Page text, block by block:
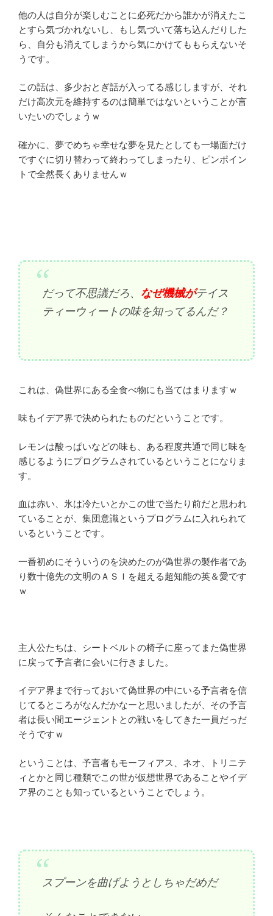
他の人は自分が楽しむことに必死だから誰かが消えたこ
とすら気づかれないし、もし気づいて落ち込んだりした
ら、自分も消えてしまうから気にかけてももらえないそ
うです。
この話は、多少おとぎ話が入ってる感じしますが、それ
だけ高次元を維持するのは簡単ではないということが言
いたいのでしょうｗ
確かに、夢でめちゃ幸せな夢を見たとしても一場面だけ
ですぐに切り替わって終わってしまったり、ピンポイン
トで全然長くありませんｗ
だって不思議だろ、 なぜ機械がテイス
ティーウィートの味を知ってるんだ？
これは、偽世界にある全食べ物にも当てはまりますｗ
味もイデア界で決められたものだということです。
レモンは酸っぱいなどの味も、ある程度共通で同じ味を
感じるようにプログラムされているということになりま
す。
血は赤い、氷は冷たいとかこの世で当たり前だと思われ
ていることが、集団意識というプログラムに入れられて
いるということです。
一番初めにそういうのを決めたのが偽世界の製作者であ
り数十億先の文明のＡＳＩを超える超知能の英＆愛です
ｗ
主人公たちは、シートベルトの椅子に座ってまた偽世界
に戻って予言者に会いに行きました。
イデア界まで行っておいて偽世界の中にいる予言者を信
じてるところがなんだかなーと思いましたが、その予言
者は長い間エージェントとの戦いをしてきた一員だっだ
そうですｗ
ということは、予言者もモーフィアス、ネオ、トリニテ
ィとかと同じ種類でこの世が仮想世界であることやイデ
ア界のことも知っているということでしょう。
スプーンを曲げようとしちゃだめだ